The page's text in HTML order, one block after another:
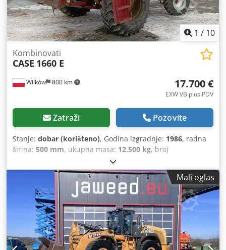
1 / 10
Wilków 800 km
Kombinovati
CASE 1660 E
17.700 €
EXW VB plus PDV
Zatraži Pozovite
Stanje: dobar (korišteno), Godina izgradnje: 1986, radna
širina: 500 mm, ukupna masa: 12.500 kg, broj
Mali oglas